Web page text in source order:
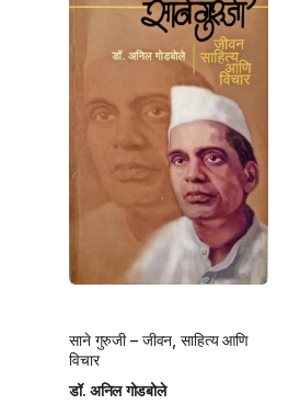
साने गुरुजी – जीवन, साहित्य आणि
विचार
डॉ. अनिल गोडबोले